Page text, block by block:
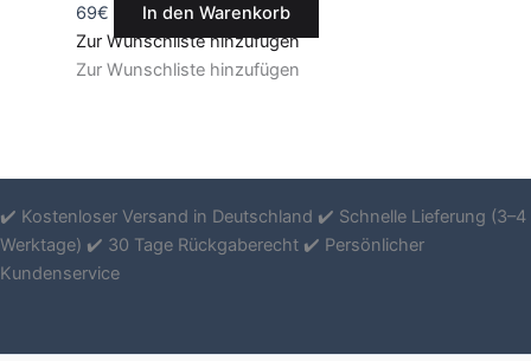
69€
In den Warenkorb
Zur Wunschliste hinzufügen
Zur Wunschliste hinzufügen
✔️ Kostenloser Versand in Deutschland ✔️ Schnelle Lieferung (3–4
Werktage) ✔️ 30 Tage Rückgaberecht ✔️ Persönlicher
Kundenservice